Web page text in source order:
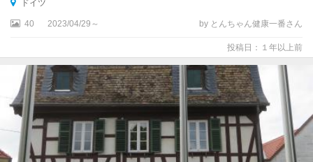
州
ゼ
ー
ィ
ドイツ
40 2023/04/29～ by とんちゃん健康一番さん
投稿日：１年以上前